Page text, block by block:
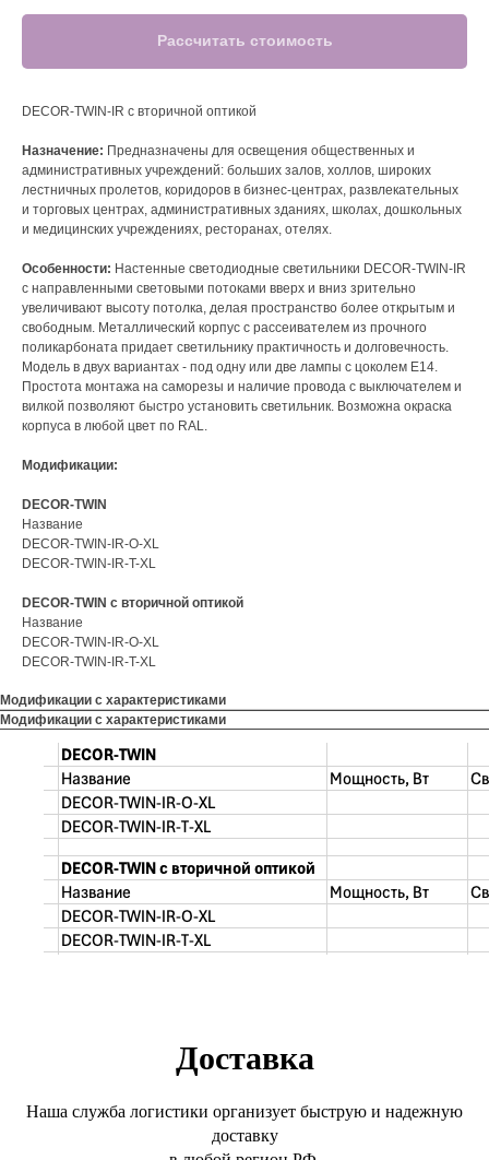
Рассчитать стоимость
DECOR-TWIN-IR c вторичной оптикой
Назначение: Предназначены для освещения общественных и
административных учреждений: больших залов, холлов, широких
лестничных пролетов, коридоров в бизнес-центрах, развлекательных
и торговых центрах, административных зданиях, школах, дошкольных
и медицинских учреждениях, ресторанах, отелях.
Особенности: Настенные светодиодные светильники DECOR-TWIN-IR
с направленными световыми потоками вверх и вниз зрительно
увеличивают высоту потолка, делая пространство более открытым и
свободным. Металлический корпус с рассеивателем из прочного
поликарбоната придает светильнику практичность и долговечность.
Модель в двух вариантах - под одну или две лампы с цоколем E14.
Простота монтажа на саморезы и наличие провода с выключателем и
вилкой позволяют быстро установить светильник. Возможна окраска
корпуса в любой цвет по RAL.
Модификации:
DECOR-TWIN
Название
DECOR-TWIN-IR-O-XL
DECOR-TWIN-IR-T-XL
DECOR-TWIN c вторичной оптикой
Название
DECOR-TWIN-IR-O-XL
DECOR-TWIN-IR-T-XL
Модификации с характеристиками
Модификации с характеристиками
Доставка
Наша служба логистики организует быструю и надежную
доставку